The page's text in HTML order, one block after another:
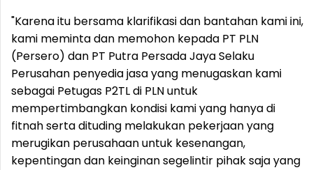
"Karena itu bersama klarifikasi dan bantahan kami ini,
kami meminta dan memohon kepada PT PLN
(Persero) dan PT Putra Persada Jaya Selaku
Perusahan penyedia jasa yang menugaskan kami
sebagai Petugas P2TL di PLN untuk
mempertimbangkan kondisi kami yang hanya di
fitnah serta dituding melakukan pekerjaan yang
merugikan perusahaan untuk kesenangan,
kepentingan dan keinginan segelintir pihak saja yang